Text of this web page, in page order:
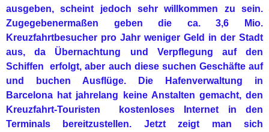
ausgeben, scheint jedoch sehr willkommen zu sein.
Zugegebenermaßen geben die ca. 3,6 Mio.
Kreuzfahrtbesucher pro Jahr weniger Geld in der Stadt
aus, da Übernachtung und Verpflegung auf den
Schiffen erfolgt, aber auch diese suchen Geschäfte auf
und buchen Ausflüge. Die Hafenverwaltung in
Barcelona hat jahrelang keine Anstalten gemacht, den
Kreuzfahrt-Touristen kostenloses Internet in den
Terminals bereitzustellen. Jetzt zeigt man sich